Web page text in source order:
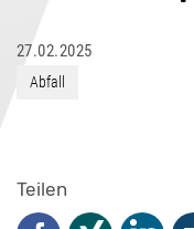
27.02.2025
Abfall
Teilen